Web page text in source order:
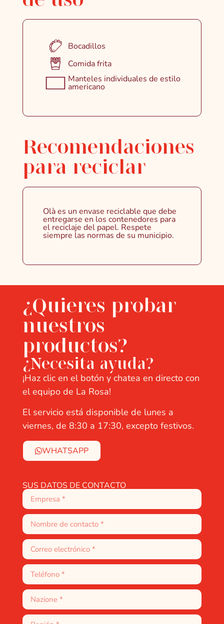
Bocadillos
Comida frita
Manteles individuales de estilo
americano
Recomendaciones
para reciclar
Olà es un envase reciclable que debe
entregarse en los contenedores para
el reciclaje del papel. Respete
siempre las normas de su municipio.
¿Quieres probar
nuestros
productos?
¿Necesita ayuda?
¡Haz clic en el botón y chatea en directo con
el equipo de La Rosa!
El servicio está disponible de lunes a
viernes, de 8:30 a 17:30, excepto festivos.
WHATSAPP
SUS DATOS DE CONTACTO